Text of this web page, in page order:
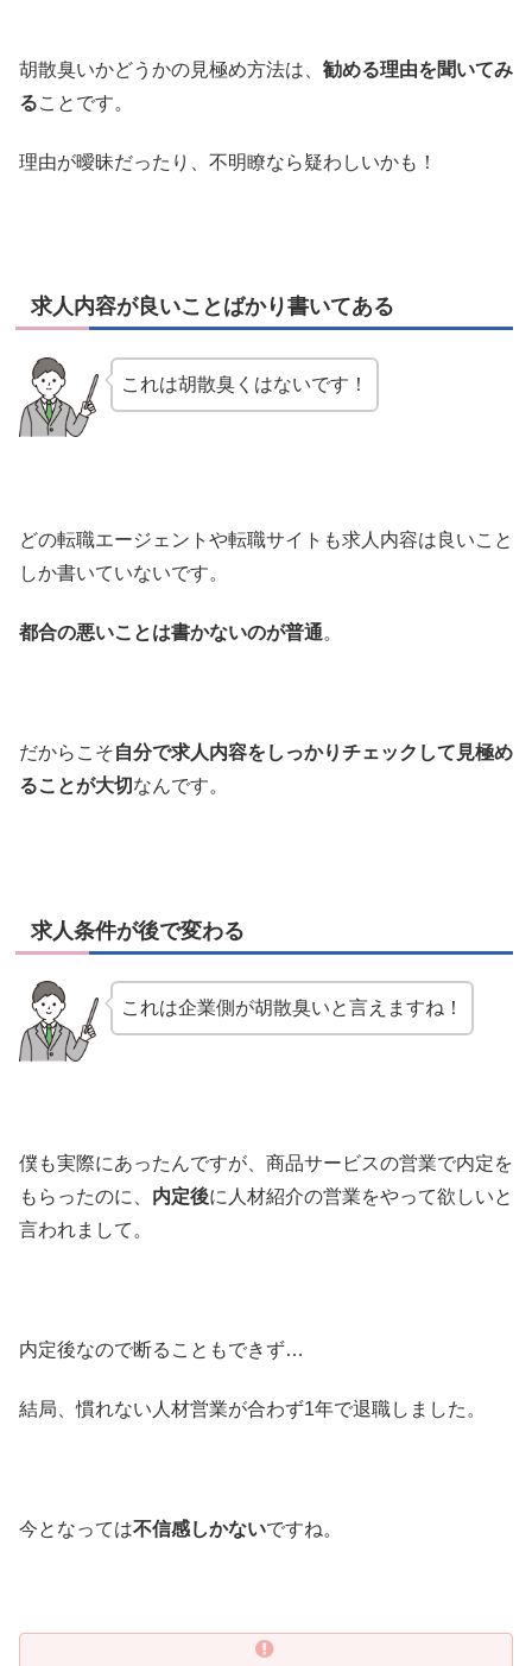
胡散臭いかどうかの見極め方法は、 勧める理由を聞いてみ
ることです。
理由が曖昧だったり、不明瞭なら疑わしいかも！
求人内容が良いことばかり書いてある
これは胡散臭くはないです！
どの転職エージェントや転職サイトも求人内容は良いこと
しか書いていないです。
都合の悪いことは書かないのが普通。
だからこそ自分で求人内容をしっかりチェックして見極め
ることが大切 なんです。
求人条件が後で変わる
これは企業側が胡散臭いと言えますね！
僕も実際にあったんですが、商品サービスの営業で内定を
もらったのに、 内定後に人材紹介の営業をやって欲しいと
言われまして。
内定後なので断ることもできず…
結局、慣れない人材営業が合わず1年で退職しました。
今となっては不信感しかないですね。